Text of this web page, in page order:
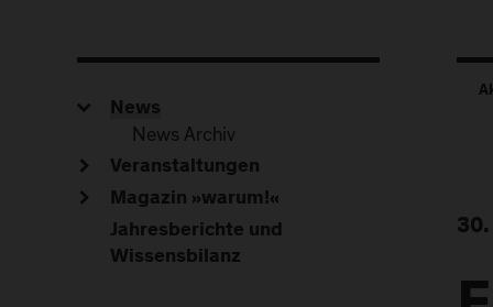
News
News Archiv
Veranstaltungen
Magazin »warum!«
Jahresberichte und
Wissensbilanz